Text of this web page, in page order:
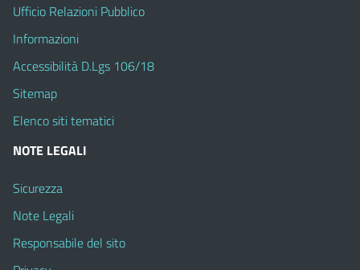
Ufficio Relazioni Pubblico
Informazioni
Accessibilità D.Lgs 106/18
Sitemap
Elenco siti tematici
NOTE LEGALI
Sicurezza
Note Legali
Responsabile del sito